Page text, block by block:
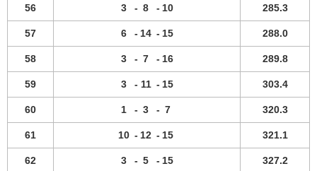
56 3 - 8 - 10 285.3
57 6 - 14 - 15 288.0
58 3 - 7 - 16 289.8
59 3 - 11 - 15 303.4
60 1 - 3 - 7 320.3
61 10 - 12 - 15 321.1
62 3 - 5 - 15 327.2